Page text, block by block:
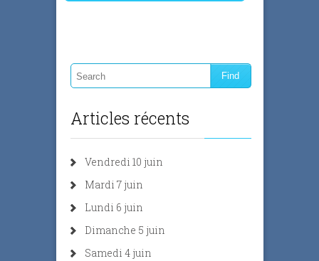
Articles récents
Vendredi 10 juin
Mardi 7 juin
Lundi 6 juin
Dimanche 5 juin
Samedi 4 juin